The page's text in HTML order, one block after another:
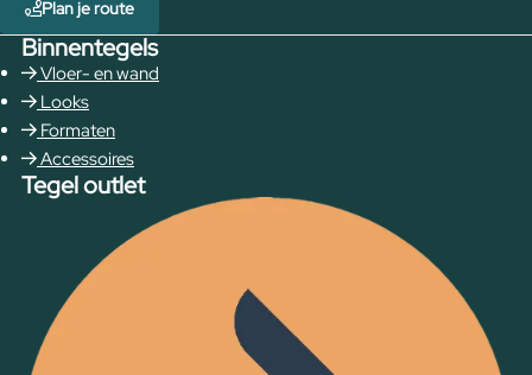
Plan je route
Binnentegels
Vloer- en wand
Looks
Formaten
Accessoires
Tegel outlet